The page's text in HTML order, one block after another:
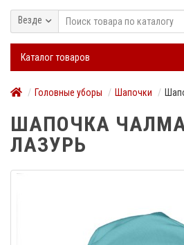
Везде
Каталог товаров
Головные уборы Шапочки
ШАПОЧКА
ЛАЗУРЬ